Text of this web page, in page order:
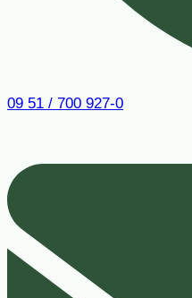
09 51 / 700 927-0